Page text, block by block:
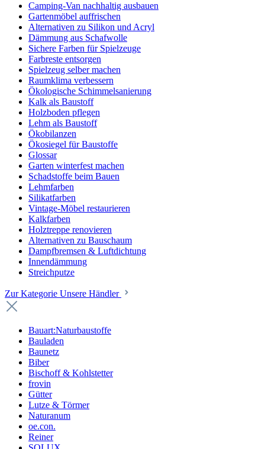
Camping-Van nachhaltig ausbauen
Gartenmöbel auffrischen
Alternativen zu Silikon und Acryl
Dämmung aus Schafwolle
Sichere Farben für Spielzeuge
Farbreste entsorgen
Spielzeug selber machen
Raumklima verbessern
Ökologische Schimmelsanierung
Kalk als Baustoff
Holzboden pflegen
Lehm als Baustoff
Ökobilanzen
Ökosiegel für Baustoffe
Glossar
Garten winterfest machen
Schadstoffe beim Bauen
Lehmfarben
Silikatfarben
Vintage-Möbel restaurieren
Kalkfarben
Holztreppe renovieren
Alternativen zu Bauschaum
Dampfbremsen & Luftdichtung
Innendämmung
Streichputze
Zur Kategorie Unsere Händler
Bauart:Naturbaustoffe
Bauladen
Baunetz
Biber
Bischoff & Kohlstetter
frovin
Gütter
Lutze & Törmer
Naturanum
oe.con.
Reiner